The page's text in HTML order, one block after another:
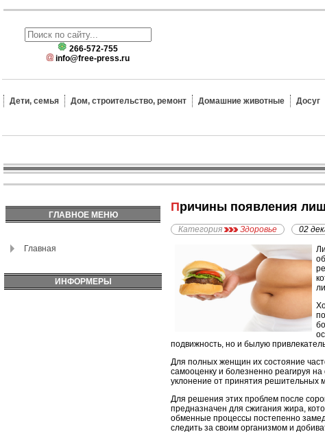
266-572-755
info@free-press.ru
Дети, семья Дом, строительство, ремонт Домашние животные Досуг
ГЛАВНОЕ МЕНЮ
Главная
ИНФОРМЕРЫ
Причины появления
Категория Здоровье 02
Л
подвижность, но и былую
Для полных женщин их состояние
самооценку и болезненно реагируя
уклонение от принятия решительных
Для решения этих проблем после
предназначен для сжигания жира,
обменные процессы постепенно
следить за своим организмом и